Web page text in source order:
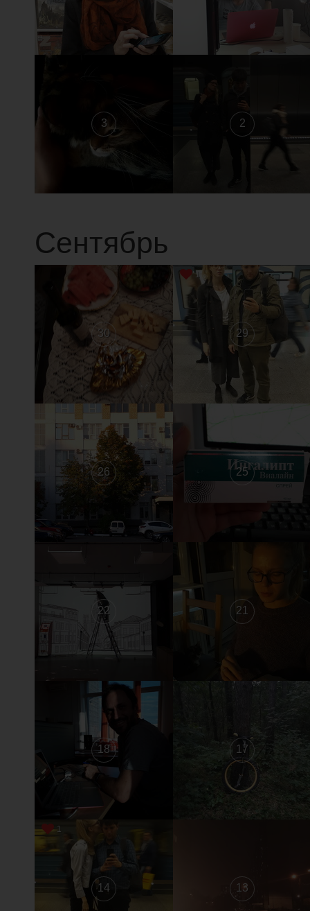
3 2
Сентябрь
30 29
1
26 25
22 21
18 17
14
1
13